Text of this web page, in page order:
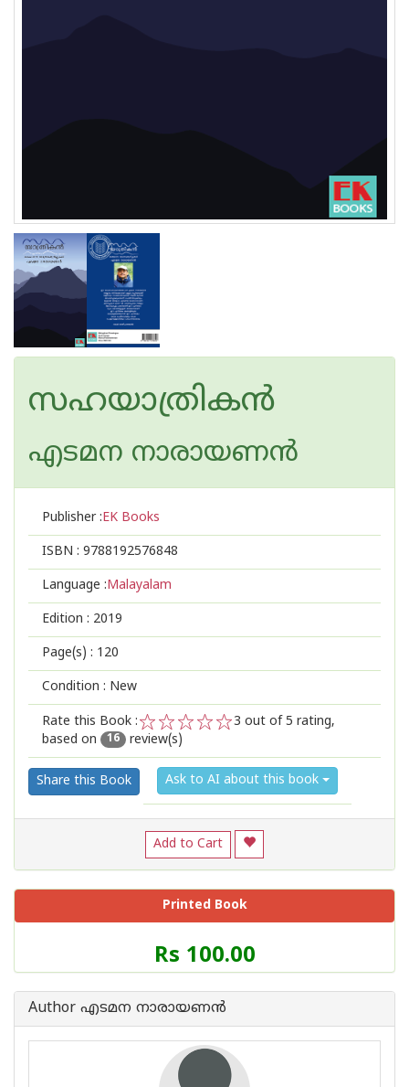
സഹയാത്രികന്‍
എടമന നാരായണന്‍
Publisher :EK Books
ISBN : 9788192576848
Language :Malayalam
Edition : 2019
Page(s) : 120
Condition : New
Rate this Book :
3
2
1
3 out of 5 rating,
based on
16 review(s)
Share this Book Ask to AI about this book
Add to Cart
Printed Book
Price
of
Book
Rs 100.00
Author എടമന നാരായണന്‍